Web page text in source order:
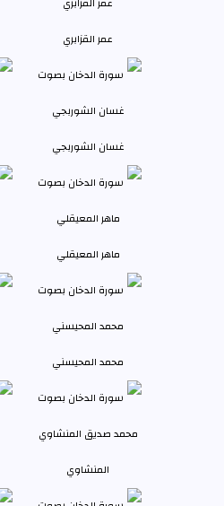
عمر القزابري
غسان الشوربجي
ماهر المعيقلي
محمد المحيسني
المنشاوي